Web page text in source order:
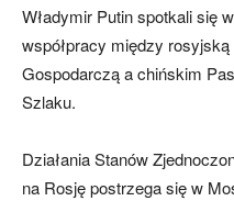
Władymir Putin spotkali się
współpracy między
Gospodarczą a chińskim
Szlaku.
Działania Stanów
na Rosję postrzega się w